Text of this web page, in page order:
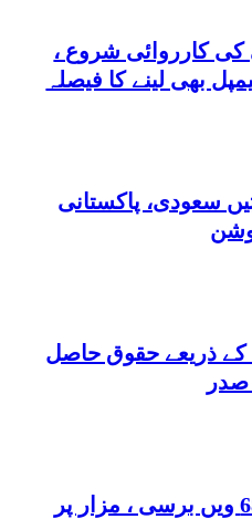
کارروائی شروع ،
بھی لینے کا فیصلہ
سعودی، پاکستانی
کے ذریعے حقوق حاصل
صدر
میجر طفیل شہید کی 68 ویں برسی ، مزار پر